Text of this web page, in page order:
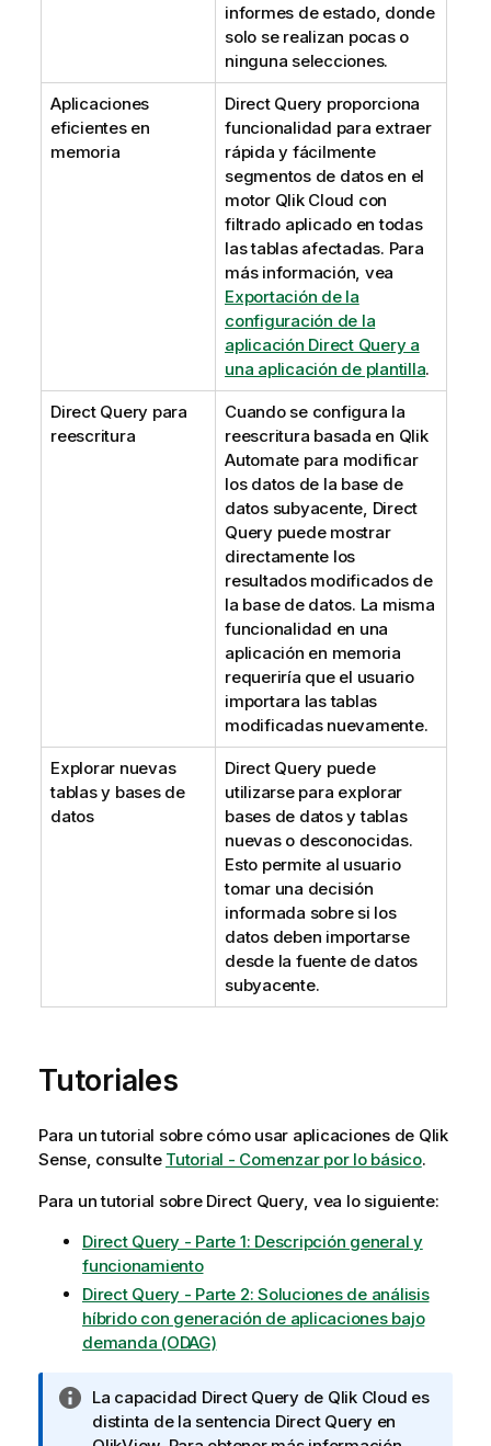
informes de estado, donde
solo se realizan pocas o
ninguna selecciones.
Aplicaciones
eficientes en
memoria
Direct Query proporciona
funcionalidad para extraer
rápida y fácilmente
segmentos de datos en el
motor Qlik Cloud con
filtrado aplicado en todas
las tablas afectadas. Para
más información, vea
Exportación de la
configuración de la
aplicación Direct Query a
una aplicación de plantilla.
Direct Query para
reescritura
Cuando se configura la
reescritura basada en Qlik
Automate para modificar
los datos de la base de
datos subyacente, Direct
Querypuede mostrar
directamente los
resultados modificados de
la base de datos. La misma
funcionalidad en una
aplicación en memoria
requeriría que el usuario
importara las tablas
modificadas nuevamente.
Explorar nuevas
tablas y bases de
datos
Direct Query puede
utilizarse para explorar
bases de datos y tablas
nuevas o desconocidas.
Esto permite al usuario
tomar una decisión
informada sobre si los
datos deben importarse
desde la fuente de datos
subyacente.
Tutoriales
Para un tutorial sobre cómo usar aplicaciones de Qlik
Sense, consulte Tutorial - Comenzar por lo básico.
Para un tutorial sobre Direct Query, vea lo siguiente:
Direct Query - Parte 1: Descripción general y
funcionamiento
Direct Query - Parte 2: Soluciones de análisis
híbrido con generación de aplicaciones bajo
demanda (ODAG)
N
o
La capacidad Direct Queryde Qlik Cloud es
distinta de la sentencia Direct Query en